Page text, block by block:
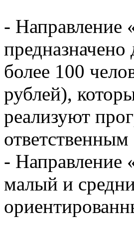
- Направление
более 100
рублей),
реализуют
- Направление
малый и